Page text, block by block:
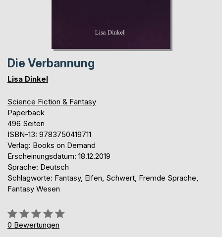
Die Verbannung
Lisa Dinkel
Science Fiction & Fantasy
Paperback
496 Seiten
ISBN-13: 9783750419711
Verlag: Books on Demand
Erscheinungsdatum: 18.12.2019
Sprache: Deutsch
Schlagworte: Fantasy, Elfen, Schwert, Fremde Sprache,
Fantasy Wesen
Bewertung::
0%
0 Bewertungen